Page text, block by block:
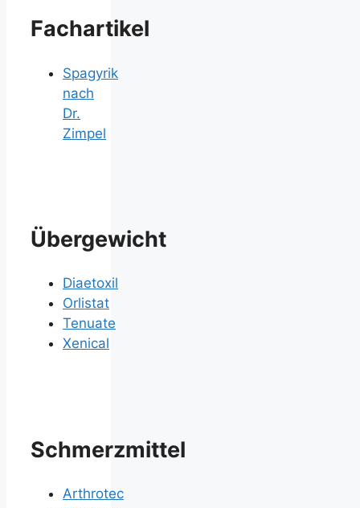
Fachartikel
Spagyrik
nach
Dr.
Zimpel
Übergewicht
Diaetoxil
Orlistat
Tenuate
Xenical
Schmerzmittel
Arthrotec